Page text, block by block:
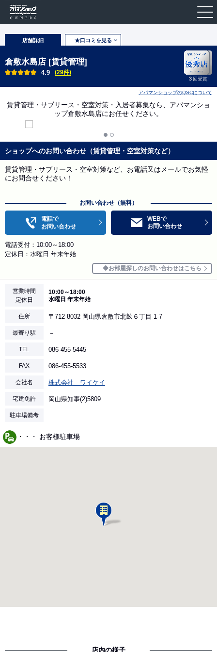
店舗詳細 ★口コミを見る
倉敷水島店 [賃貸管理]
4.9 (29件)
3 回受賞!
アパマンショップのQSCについて
賃貸管理・サブリース・空室対策・入居者募集なら、アパマンショ
ップ倉敷水島店にお任せください。
ショップへのお問い合わせ（賃貸管理・空室対策など）
賃貸管理・サブリース・空室対策など、お電話又はメールでお気軽
にお問合せください！
お問い合わせ（無料）
電話で
お問い合わせ
WEBで
お問い合わせ
電話受付：10:00～18:00
定休日：水曜日 年末年始
お部屋探しのお問い合わせはこちら
営業時間
定休日
10:00～18:00
水曜日 年末年始
住所 〒712-8032 岡山県倉敷市北畝６丁目 1-7
最寄り駅 －
TEL 086-455-5445
FAX 086-455-5533
会社名 株式会社 ワイケイ
宅建免許 岡山県知事(2)5809
駐車場備考 -
・・・ お客様駐車場
店内の様子